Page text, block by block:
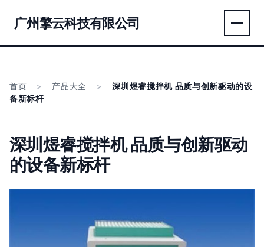
广州擎云科技有限公司
首页 > 产品大全 >
深圳煜睿搅拌机 品质与创新驱动的设
备新标杆
深圳煜睿搅拌机 品质与创新驱动
的设备新标杆